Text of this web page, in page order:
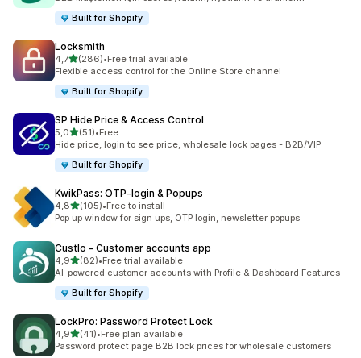
Built for Shopify
Locksmith
4,75 yıldız üzerinden
(286)
toplam 286 değerlendirme
•Free trial available
Flexible access control for the Online Store channel
Built for Shopify
SP Hide Price & Access Control
5,05 yıldız üzerinden
(51)
toplam 51 değerlendirme
•Free
Hide price, login to see price, wholesale lock pages - B2B/VIP
Built for Shopify
KwikPass: OTP‑login & Popups
4,85 yıldız üzerinden
(105)
toplam 105 değerlendirme
•Free to install
Pop up window for sign ups, OTP login, newsletter popups
Custlo ‑ Customer accounts app
4,95 yıldız üzerinden
(82)
toplam 82 değerlendirme
•Free trial available
AI-powered customer accounts with Profile & Dashboard Features
Built for Shopify
LockPro: Password Protect Lock
4,95 yıldız üzerinden
(41)
toplam 41 değerlendirme
•Free plan available
Password protect page B2B lock prices for wholesale customers